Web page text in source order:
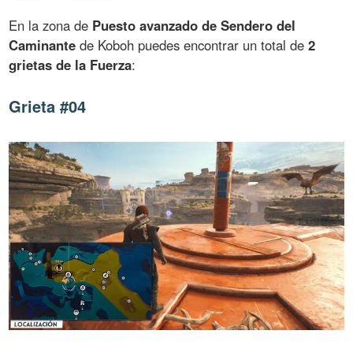
En la zona de Puesto avanzado de Sendero del
Caminante de Koboh puedes encontrar un total de2
grietas de la Fuerza:
Grieta #04